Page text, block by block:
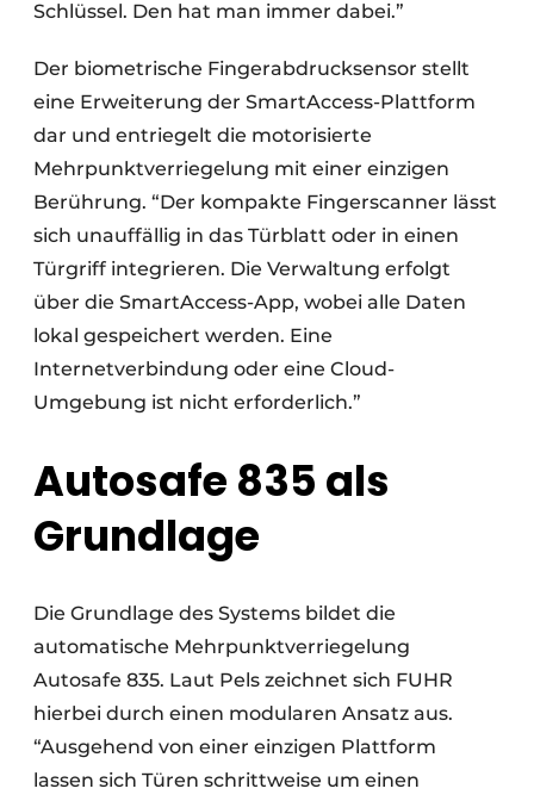
Schlüssel. Den hat man immer dabei.”
Der biometrische Fingerabdrucksensor stellt
eine Erweiterung der SmartAccess-Plattform
dar und entriegelt die motorisierte
Mehrpunktverriegelung mit einer einzigen
Berührung. “Der kompakte Fingerscanner lässt
sich unauffällig in das Türblatt oder in einen
Türgriff integrieren. Die Verwaltung erfolgt
über die SmartAccess-App, wobei alle Daten
lokal gespeichert werden. Eine
Internetverbindung oder eine Cloud-
Umgebung ist nicht erforderlich.”
Autosafe 835 als
Grundlage
Die Grundlage des Systems bildet die
automatische Mehrpunktverriegelung
Autosafe 835. Laut Pels zeichnet sich FUHR
hierbei durch einen modularen Ansatz aus.
“Ausgehend von einer einzigen Plattform
lassen sich Türen schrittweise um einen